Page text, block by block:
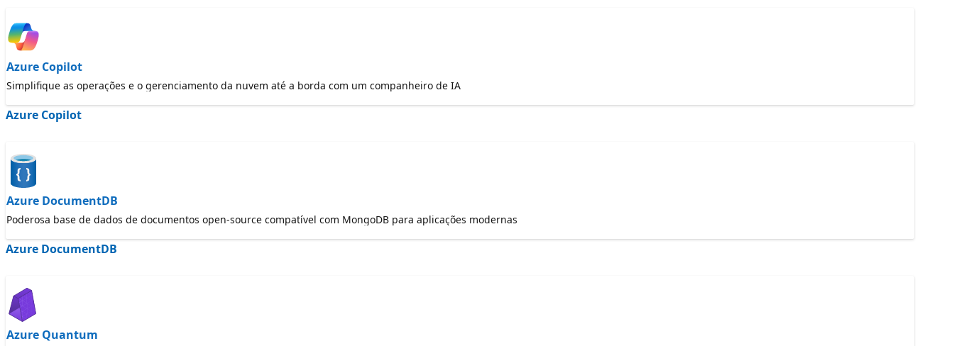
Azure Copilot
Simplifique as operações e o gerenciamento da nuvem até a borda com um companheiro de IA
Azure Copilot
Azure DocumentDB
Poderosa base de dados de documentos open-source compatível com MongoDB para aplicações modernas
Azure DocumentDB
Azure Quantum